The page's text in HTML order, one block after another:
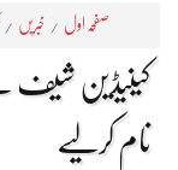
صفحہ اول / خبریں /
نام کرلیے